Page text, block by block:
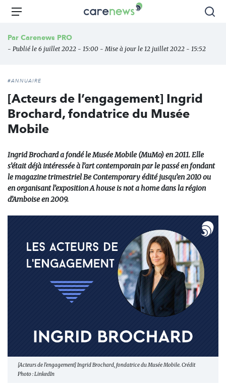
Aller
principal
Carenews,
des
Menu
Par Carenews PRO
- Publié le 6 juillet 2022 - 15:00 - Mise à jour le 12 juillet 2022 - 15:52
#ANNUAIRE
[Acteurs de l’engagement] Ingrid
Brochard, fondatrice du Musée
Mobile
Ingrid Brochard a fondé le Musée Mobile (MuMo) en 2011. Elle
s’était déjà intéressée à l’art contemporain par le passé en fondant
le magazine trimestriel Be Contemporary édité jusqu’en 2010 ou
en organisant l’exposition A house is not a home dans la région
d’Amboise en 2009.
[Acteurs de l’engagement] Ingrid Brochard, fondatrice du Musée Mobile. Crédit
Photo : LinkedIn